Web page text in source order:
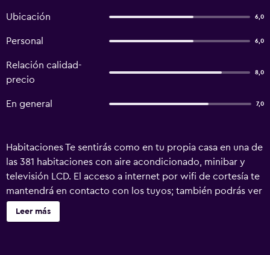
Ubicación 6,0
Personal 6,0
Relación calidad-
precio
8,0
En general 7,0
Habitaciones Te sentirás como en tu propia casa en una de
las 381 habitaciones con aire acondicionado, minibar y
televisión LCD. El acceso a internet por wifi de cortesía te
mantendrá en contacto con los tuyos; también podrás ver
tu programa favorito en la televisión con canales por
cable. El cuarto de baño dispone de artículos de tocador
Leer más